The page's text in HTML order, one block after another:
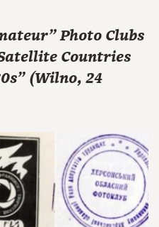
Photo Clubs
Countries
(Wilno, 24